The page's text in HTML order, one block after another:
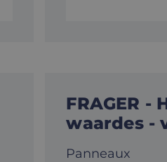
FRAGER -
waardes -
Panneaux